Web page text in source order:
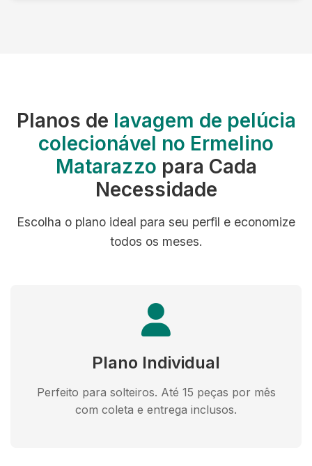
Planos de lavagem de pelúcia
colecionável no Ermelino
Matarazzo para Cada
Necessidade
Escolha o plano ideal para seu perfil e economize
todos os meses.
Plano Individual
Perfeito para solteiros. Até 15 peças por mês
com coleta e entrega inclusos.